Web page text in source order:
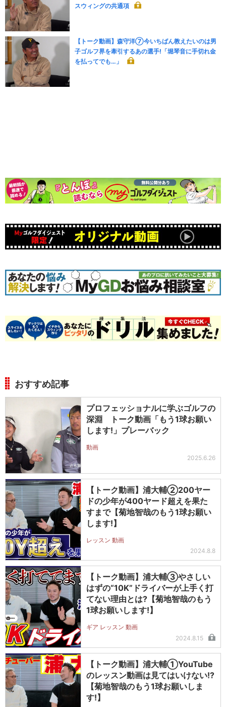
スウィングの共通項
【トーク動画】森守洋⑦今いちばん教えたいのは男
子ゴルフ界を牽引するあの選手!「堀琴音に手切れ金
を払ってでも…」
おすすめ記事
プロフェッショナルに学ぶゴルフの
深淵 トーク動画「もう1球お願い
します!」プレーバック
動画
2025.6.26
【トーク動画】浦大輔②200ヤー
ドの少年が400ヤード超えを果た
すまで【菊地智哉のもう1球お願い
します!】
レッスン 動画
2024.8.8
【トーク動画】浦大輔③やさしい
はずの“10K”ドライバーが上手く打
てない理由とは?【菊地智哉のもう
1球お願いします!】
ギア レッスン 動画
2024.8.15
【トーク動画】浦大輔①YouTube
のレッスン動画は見てはいけない!?
【菊地智哉のもう1球お願いしま
す!】